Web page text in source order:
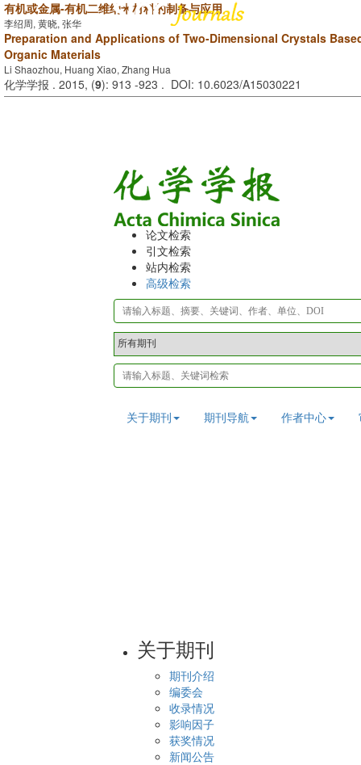
论文检索
引文检索
站内检索
高级检索
关于期刊 期刊导航 作者中心
有机或金属-有机二维纳米材料的制备与应用
李绍周, 黄晓, 张华
Preparation and Applications of Two-Dimensional Crystals
Organic Materials
Li Shaozhou, Huang Xiao, Zhang Hua
化学学报 . 2015, (9): 913 -923 . DOI: 10.6023/A15030221
关于期刊
期刊介绍
编委会
收录情况
影响因子
获奖情况
新闻公告